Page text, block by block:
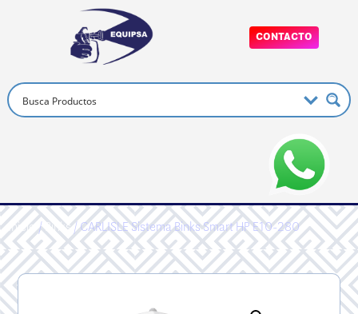
CONTACTO
Inicio/Binks/ CARLISLE Sistema Binks Smart HP E10-280